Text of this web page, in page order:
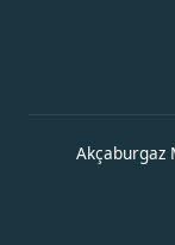
Akçaburgaz